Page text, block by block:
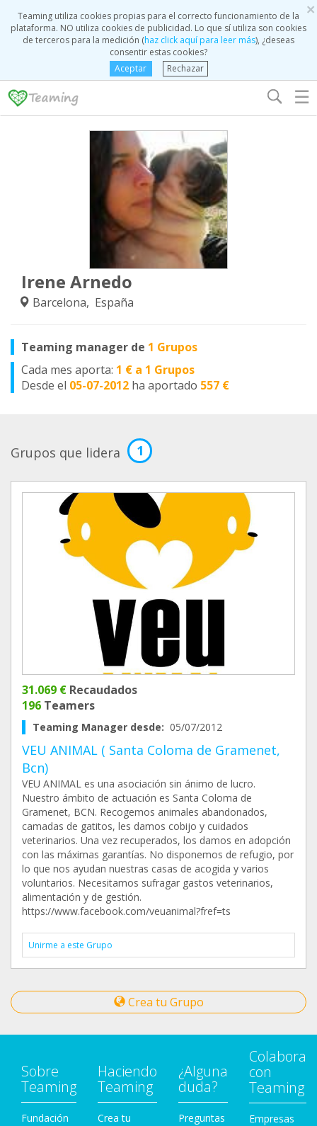
×
Teaming utiliza cookies propias para el correcto funcionamiento de la
plataforma. NO utiliza cookies de publicidad. Lo que sí utiliza son cookies
de terceros para la medición (haz click aquí para leer más), ¿deseas
consentir estas cookies?
Aceptar
Rechazar
☰
Irene Arnedo
Barcelona, España
Teaming manager de 1 Grupos
Cada mes aporta: 1 € a 1 Grupos
Desde el 05-07-2012 ha aportado 557 €
Grupos que lidera 1
31.069 € Recaudados
196 Teamers
Teaming Manager desde: 05/07/2012
VEU ANIMAL ( Santa Coloma de Gramenet,
Bcn)
VEU ANIMAL es una asociación sin ánimo de lucro.
Nuestro ámbito de actuación es Santa Coloma de
Gramenet, BCN. Recogemos animales abandonados,
camadas de gatitos, les damos cobijo y cuidados
veterinarios. Una vez recuperados, los damos en adopción
con las máximas garantías. No disponemos de refugio, por
lo que nos ayudan nuestras casas de acogida y varios
voluntarios. Necesitamos sufragar gastos veterinarios,
alimentación y de gestión.
https://www.facebook.com/veuanimal?fref=ts
Unirme a este Grupo
Crea tu Grupo
Sobre
Teaming
Fundación
Haciendo
Teaming
Crea tu
¿Alguna
duda?
Preguntas
Colabora
con
Teaming
Empresas